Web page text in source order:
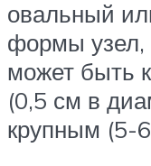
овальный
формы узел,
может быть
(0,5 см в
крупным (5-